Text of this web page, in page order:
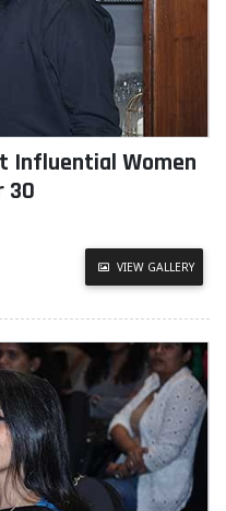
Influential Women
30
VIEW GALLERY